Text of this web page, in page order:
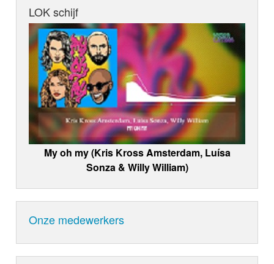
LOK schijf
My oh my (Kris Kross Amsterdam, Luísa
Sonza & Willy William)
Onze medewerkers